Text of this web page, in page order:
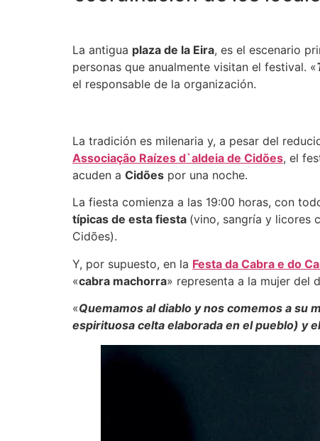
La antigua plaza de la Eira, es el escenario
personas que anualmente visitan el festival. «
el responsable de la organización.
La tradición es milenaria y, a pesar del
Associação Raízes d`aldeia de Cidões, el
acuden a Cidões por una noche.
La fiesta comienza a las 19:00 horas, con
típicas de esta fiesta (vino, sangría y licores
Cidões).
Y, por supuesto, en la Festa da Cabra e do
«cabra machorra» representa a la mujer del
«Quemamos al diablo y nos comemos a su
espirituosa celta elaborada en el pueblo) y